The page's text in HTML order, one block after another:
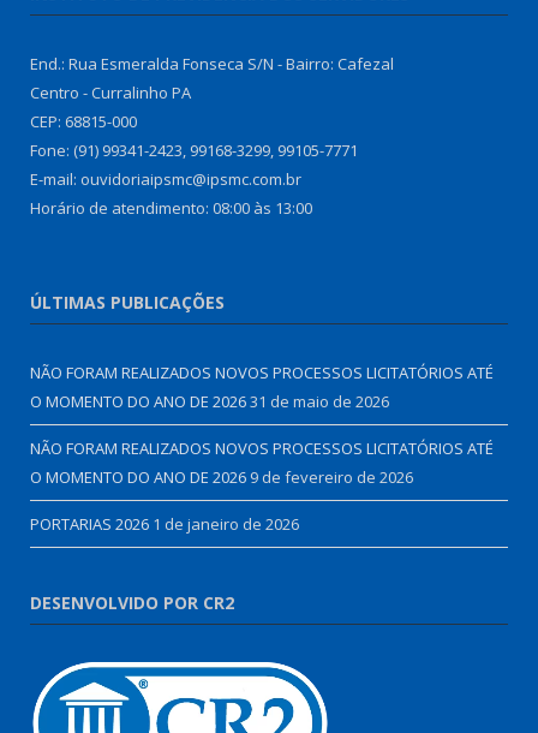
End.: Rua Esmeralda Fonseca S/N - Bairro: Cafezal
Centro - Curralinho PA
CEP: 68815-000
Fone: (91) 99341-2423, 99168-3299, 99105-7771
E-mail: ouvidoriaipsmc@ipsmc.com.br
Horário de atendimento: 08:00 às 13:00
ÚLTIMAS PUBLICAÇÕES
NÃO FORAM REALIZADOS NOVOS PROCESSOS LICITATÓRIOS ATÉ
O MOMENTO DO ANO DE 202631 de maio de 2026
NÃO FORAM REALIZADOS NOVOS PROCESSOS LICITATÓRIOS ATÉ
O MOMENTO DO ANO DE 2026 9 de fevereiro de 2026
PORTARIAS 2026 1 de janeiro de 2026
DESENVOLVIDO POR CR2